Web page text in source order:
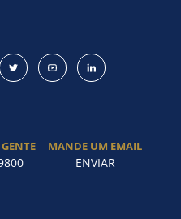
MANDE UM EMAIL
ENVIAR